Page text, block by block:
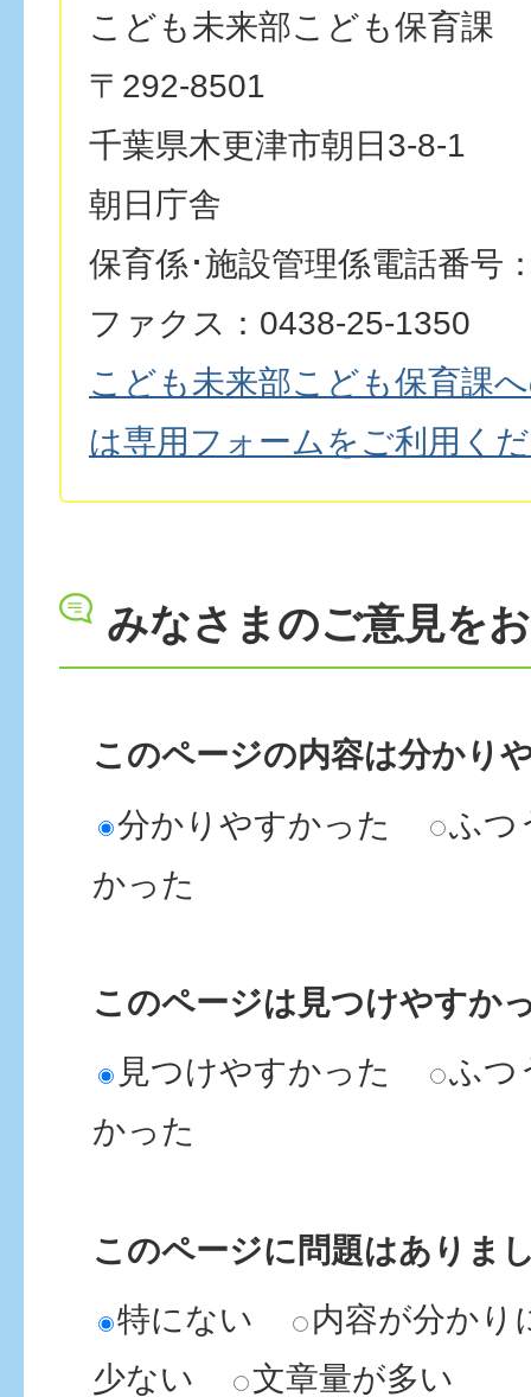
こども未来部こども保育課
〒292-8501
千葉県木更津市朝日3-8-1
朝日庁舎
保育係･施設管理係電話番号
ファクス：0438-25-1350
こども未来部こども保育課
は専用フォームをご利用く
みなさまのご意見を
このページの内容は分かり
分かりやすかった
ふつ
かった
このページは見つけやすか
見つけやすかった
ふつ
かった
このページに問題はありま
特にない
内容が分かり
少ない
文章量が多い